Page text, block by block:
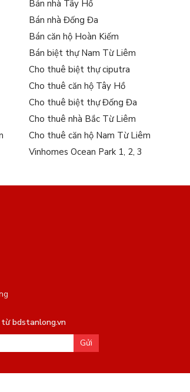
Bán nhà Tây Hồ
Bán nhà Đống Đa
Bán căn hộ Hoàn Kiếm
Bán biệt thự Nam Từ Liêm
Cho thuê biệt thự ciputra
Cho thuê căn hộ Tây Hồ
Cho thuê biệt thự Đống Đa
Cho thuê nhà Bắc Từ Liêm
Cho thuê căn hộ Nam Từ Liêm
Vinhomes Ocean Park 1, 2, 3
bdstanlong.vn
Gửi